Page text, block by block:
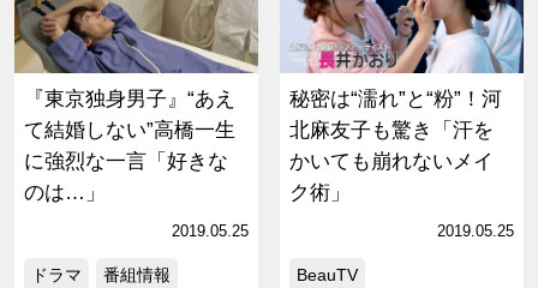
『東京独身男子』“あえ
て結婚しない”高橋一生
に強烈な一言「好きな
のは…」
2019.05.25
ドラマ 番組情報
秘密は“濡れ”と“粉”！河
北麻友子も驚き「汗を
かいても崩れないメイ
ク術」
2019.05.25
BeauTV